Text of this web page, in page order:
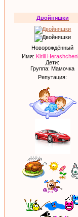
Двойняшки
Новорождённый
Имя: Kirill
Дети:
Группа: Мамочка
Репутация: